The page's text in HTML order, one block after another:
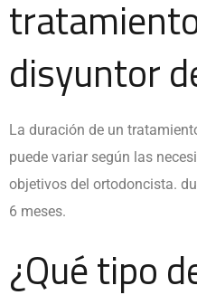
disyuntor
La duración de un
puede variar según las
objetivos del ortodoncista.
6 meses.
¿Qué tipo